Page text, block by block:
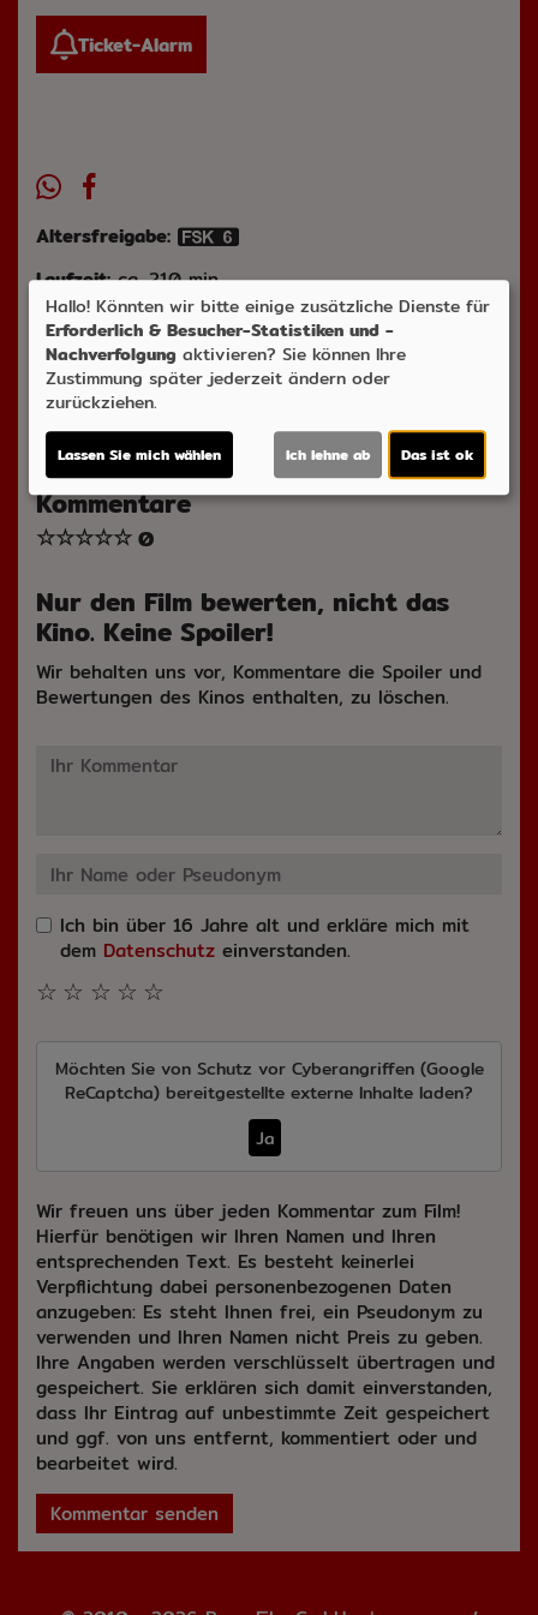
Ticket-Alarm
Altersfreigabe:
Laufzeit:ca. 210 min.
Musik: Wolfgang Amadeus Mozart Genre:
Oper/Ballet Land: GB Verleih:LUF
Inhalte zum Teil von
© CINEPROG ...macht Lust auf Ihr Kino!
Kommentare
☆☆☆☆☆0
Nur den Film bewerten, nicht das
Kino. Keine Spoiler!
Wir behalten uns vor, Kommentare die Spoiler und
Bewertungen des Kinos enthalten, zu löschen.
Ich bin über 16 Jahre alt und erkläre mich mit
dem Datenschutz einverstanden.
☆
☆
☆
☆
☆
Möchten Sie von Schutz vor Cyberangriffen (Google
ReCaptcha) bereitgestellte externe Inhalte laden?
Ja
Wir freuen uns über jeden Kommentar zum Film!
Hierfür benötigen wir Ihren Namen und Ihren
entsprechenden Text. Es besteht keinerlei
Verpflichtung dabei personenbezogenen Daten
anzugeben: Es steht Ihnen frei, ein Pseudonym zu
verwenden und Ihren Namen nicht Preis zu geben.
Ihre Angaben werden verschlüsselt übertragen und
gespeichert. Sie erklären sich damit einverstanden,
dass Ihr Eintrag auf unbestimmte Zeit gespeichert
und ggf. von uns entfernt, kommentiert oder und
bearbeitet wird.
Kommentar senden
Hallo! Könnten wir bitte einige zusätzliche Dienste für
Erforderlich & Besucher-Statistiken und -
Nachverfolgung aktivieren? Sie können Ihre
Zustimmung später jederzeit ändern oder
zurückziehen.
Lassen Sie mich wählen Ich lehne ab Das ist ok